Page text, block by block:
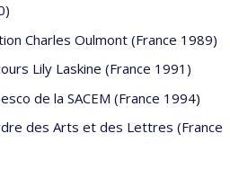
de chambre, Il fonde en 1987
tard devient pendant près de
du Quatuor Ysaÿe jusqu'à leur
parmi plus de 600
de la musique de chambre
Schumann, l’intégrale des
Charles Oulmont (France 1989)
Lily Laskine (France 1991)
de la SACEM (France 1994)
des Arts et des Lettres (France